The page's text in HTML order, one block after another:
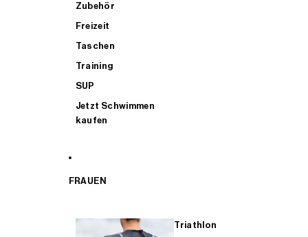
Zubehör
Freizeit
Taschen
Training
SUP
Jetzt Schwimmen
kaufen
FRAUEN
Triathlon